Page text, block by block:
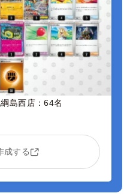
島西店：64名
成する